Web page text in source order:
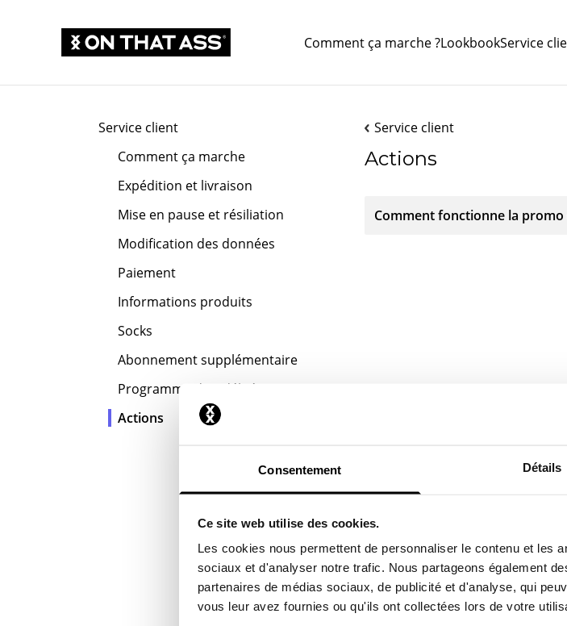
Consentement Détails
Ce site web utilise des cookies.
Les cookies nous permettent de personnaliser le contenu et les
sociaux et d'analyser notre trafic. Nous partageons également
partenaires de médias sociaux, de publicité et d'analyse, qui
vous leur avez fournies ou qu'ils ont collectées lors de votre
Comment ça marche ?LookbookService
Service client
Comment ça marche
Expédition et livraison
Mise en pause et résiliation
Modification des données
Paiement
Informations produits
Socks
Abonnement supplémentaire
Programme de Fidélité
Actions
Service client
Actions
Comment fonctionne la promo
Nous sommes à votre
Utilisez notre chatbot pour
Cliquez sur « Nous contacter »,